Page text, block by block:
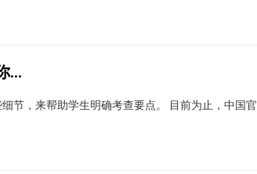
雅思官方更改了雅思写作和口语的评分标准！新通带你深度解读
节，来帮助学生明确考查要点。 目前为止，中国官